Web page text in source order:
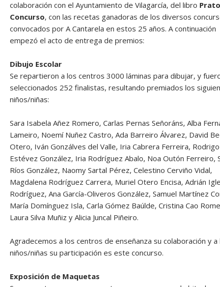
colaboración con el Ayuntamiento de Vilagarcía, del libro
Concurso, con las recetas ganadoras de los diversos
convocados por A Cantarela en estos 25 años. A continuación
empezó el acto de entrega de premios:
Dibujo Escolar
Se repartieron a los centros 3000 láminas para dibujar, y
seleccionados 252 finalistas, resultando premiados los
niños/niñas:
Sara Isabela Añez Romero, Carlas Pernas Señoráns, Alba
Lameiro, Noemí Nuñez Castro, Ada Barreiro Álvarez, David
Otero, Iván Gonzálves del Valle, Iria Cabrera Ferreira, Rodrigo
Estévez González, Iria Rodríguez Abalo, Noa Outón Ferreiro,
Ríos González, Naomy Sartal Pérez, Celestino Cerviño Vidal,
Magdalena Rodríguez Carrera, Muriel Otero Encisa, Adrián
Rodríguez, Ana García-Oliveros González, Samuel Martínez
María Domínguez Isla, Carla Gómez Baúlde, Cristina Cao
Laura Silva Muñiz y Alicia Juncal Piñeiro.
Agradecemos a los centros de enseñanza su colaboración y a
niños/niñas su participación es este concurso.
Exposición de Maquetas